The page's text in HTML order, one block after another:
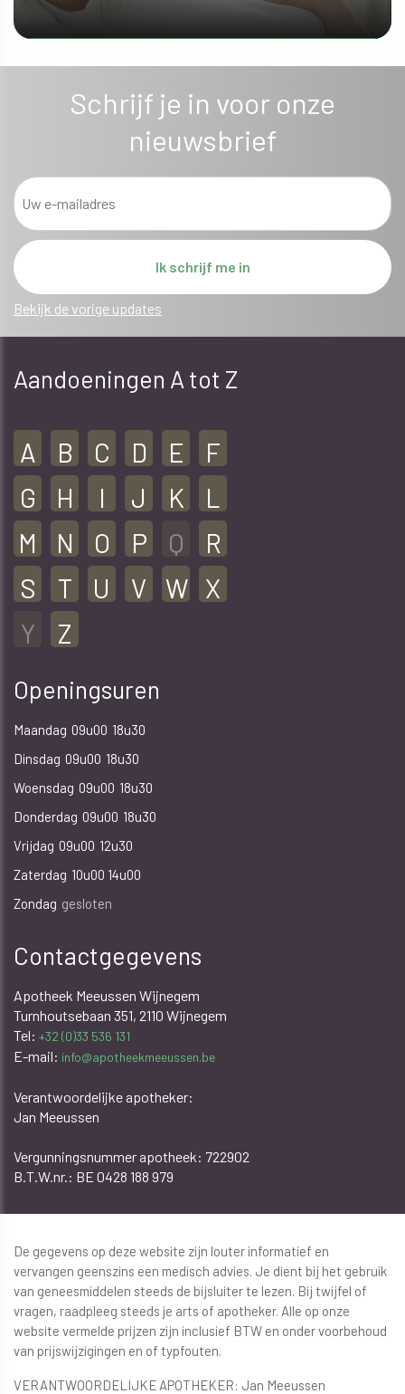
ONTDEK MEER
Schrijf je in voor onze
nieuwsbrief
Bekijk de vorige updates
Aandoeningen A tot Z
A B C D E
F
G
H I J K
L
M
N O P Q
R
S
T U V W X
Y
Z
Openingsuren
Maandag 09u00 18u30
Dinsdag 09u00 18u30
Woensdag 09u00 18u30
Donderdag 09u00 18u30
Vrijdag 09u00 12u30
Zaterdag 10u00 14u00
Zondag gesloten
Contactgegevens
Apotheek Meeussen Wijnegem
Turnhoutsebaan 351, 2110 Wijnegem
Tel: +32 (0)33 536 131
E-mail: info@apotheekmeeussen.be
Verantwoordelijke apotheker:
Jan Meeussen
​​​​​​Vergunningsnummer apotheek: 722902
B.T.W.nr.: BE 0428 188 979
De gegevens op deze website zijn louter informatief en
vervangen geenszins een medisch advies. Je dient bij het gebruik
van geneesmiddelen steeds de bijsluiter te lezen. Bij twijfel of
vragen, raadpleeg steeds je arts of apotheker. Alle op onze
website vermelde prijzen zijn inclusief BTW en onder voorbehoud
van prijswijzigingen en of typfouten.
VERANTWOORDELIJKE APOTHEKER: Jan Meeussen